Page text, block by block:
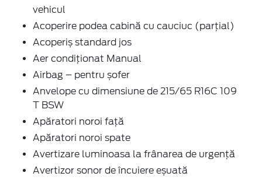
vehicul
Acoperire podea cabină cu cauciuc (parțial)
Acoperiș standard jos
Aer condiţionat Manual
Airbag – pentru șofer
Anvelope cu dimensiune de 215/65 R16C 109
T BSW
Apăratori noroi faţă
Apăratori noroi spate
Avertizare luminoasa la frânarea de urgenţă
Avertizor sonor de încuiere eșuată